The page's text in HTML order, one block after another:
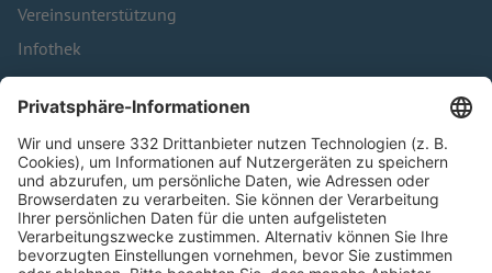
Vereinsunterstützung
Infothek
Kontakt
HÄUFIG BESUCHTE SEITEN
Pässe und Vereinswechsel
Trainerausbildung
Schulungsangebot Vereinsmitarbeiter